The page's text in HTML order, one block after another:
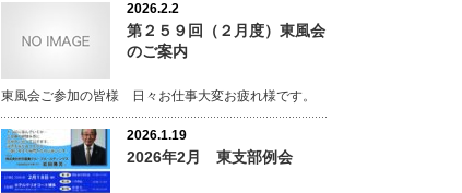
2026.2.2
第２５９回（２月度）東風会
のご案内
東風会ご参加の皆様 日々お仕事大変お疲れ様です。
2026.1.19
2026年2月 東支部例会